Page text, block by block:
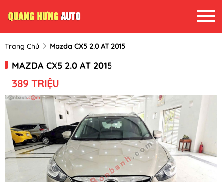
Trang Chủ Mazda CX5 2.0 AT 2015
MAZDA CX5 2.0 AT 2015
389 TRIỆU